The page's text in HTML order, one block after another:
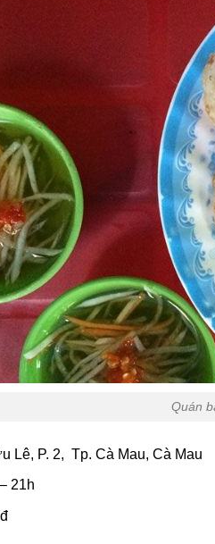
Quán
Lê, P. 2, Tp. Cà Mau, Cà Mau
21h